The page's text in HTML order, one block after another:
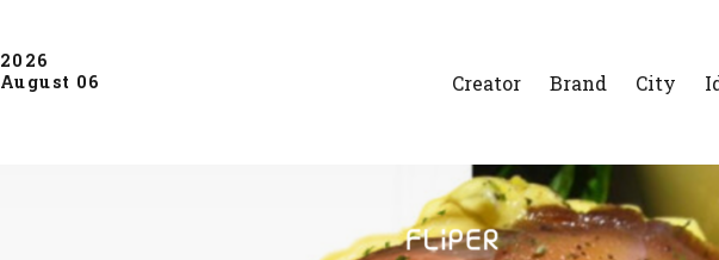
2026
August 06
Creator Brand City